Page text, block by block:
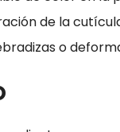
de la
o